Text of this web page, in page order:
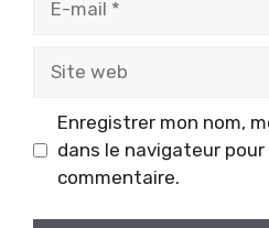
mail
web
Enregistrer mon nom,
dans le navigateur
commentaire.